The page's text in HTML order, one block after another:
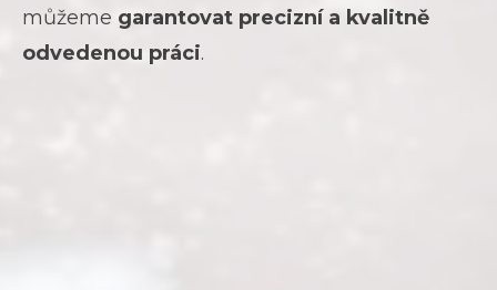
můžeme garantovat precizní a kvalitně
odvedenou práci.